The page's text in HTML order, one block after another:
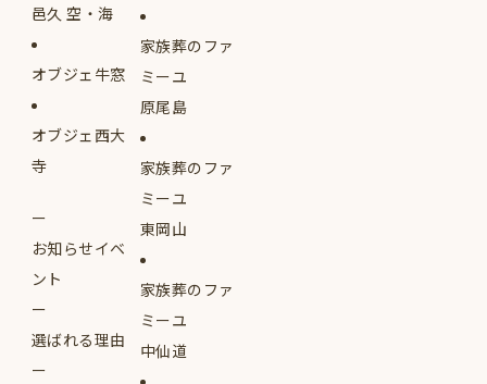
邑久 空・海
オブジェ牛窓
オブジェ西大
寺
お知らせイベ
ント
選ばれる理由
家族葬のファ
ミーユ
原尾島
家族葬のファ
ミーユ
東岡山
家族葬のファ
ミーユ
中仙道